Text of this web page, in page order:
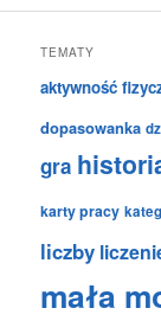
TEMATY
aktywność
dopasowanka
gra
karty pracy
liczby
mała